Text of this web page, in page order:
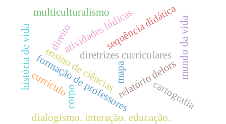
ensino de ciências
atividades lúdicas
formação de professores
corpo
diretrizes curriculares
relatório delors
currículo
história de vida
dialogismo. interação. educação.
sequência didática
multiculturalismo
mundo da vida
cartografia
mapa
direito